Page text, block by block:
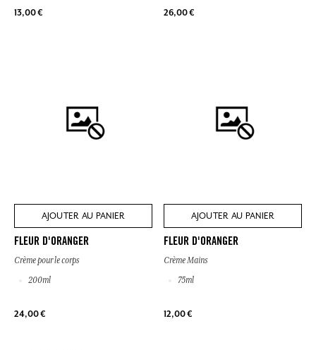
13,00 € 26,00 €
AJOUTER AU PANIER
FLEUR D'ORANGER
Crème pour le corps
200ml
24,00 €
AJOUTER AU PANIER
FLEUR D'ORANGER
Crème Mains
75ml
12,00 €